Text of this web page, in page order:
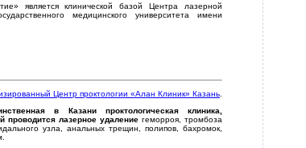
является клинической базой Центра лазерной
медицинского университета имени
Центр проктологии «Алан Клиник» Казань
в Казани проктологическая клиника,
проводится лазерное удаление геморроя, тромбоза
узла, анальных трещин, полипов, бахромок,